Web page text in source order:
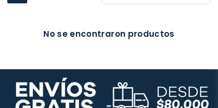
No se encontraron productos